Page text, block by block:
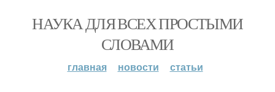
НАУКА ДЛЯ ВСЕХ ПРОСТЫМИ
СЛОВАМИ
главная новости статьи